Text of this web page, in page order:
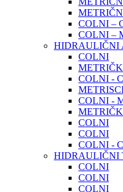
COLNI –
COLNI –
HIDRAULIČNI
COLNI
COLNI -
COLNI -
COLNI
COLNI
COLNI -
HIDRAULIČNI
COLNI
COLNI
COLNI